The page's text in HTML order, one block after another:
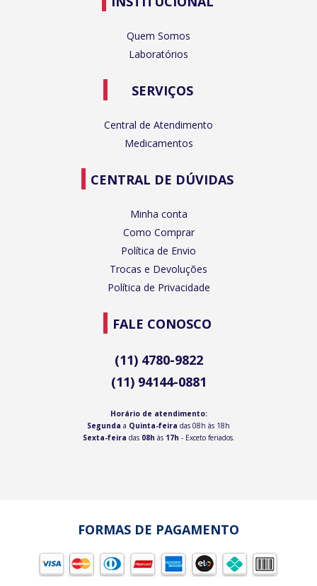
Quem Somos
Laboratórios
SERVIÇOS
Central de Atendimento
Medicamentos
CENTRAL DE DÚVIDAS
Minha conta
Como Comprar
Política de Envio
Trocas e Devoluções
Política de Privacidade
FALE CONOSCO
(11) 4780-9822
(11) 94144-0881
Horário de atendimento:
Segunda a Quinta-feira das 08h às 18h
Sexta-feira das 08h às 17h - Exceto feriados.
FORMAS DE PAGAMENTO